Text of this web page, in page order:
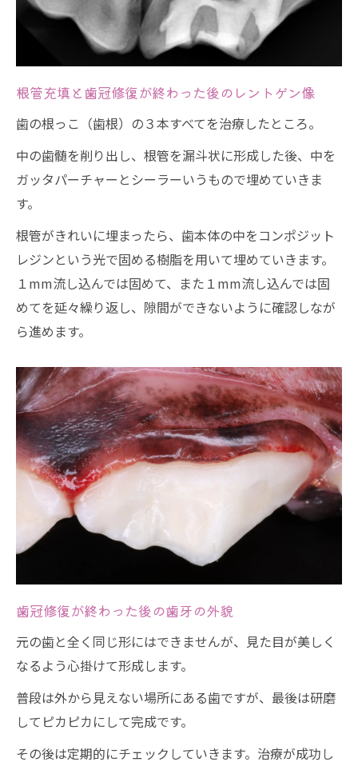
根管充填と歯冠修復が終わった後のレントゲン像
歯の根っこ（歯根）の３本すべてを治療したところ。
中の歯髄を削り出し、根管を漏斗状に形成した後、中を
ガッタパーチャーとシーラーいうもので埋めていきま
す。
根管がきれいに埋まったら、歯本体の中をコンポジット
レジンという光で固める樹脂を用いて埋めていきます。
１mm流し込んでは固めて、また１mm流し込んでは固
めてを延々繰り返し、隙間ができないように確認しなが
ら進めます。
歯冠修復が終わった後の歯牙の外貌
元の歯と全く同じ形にはできませんが、見た目が美しく
なるよう心掛けて形成します。
普段は外から見えない場所にある歯ですが、最後は研磨
してピカピカにして完成です。
その後は定期的にチェックしていきます。治療が成功し